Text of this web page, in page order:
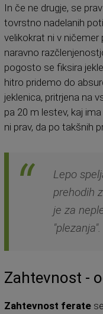
In če ne drugje, se
tovrstno nadelanih
velikokrat ni v
naravno
pogosto se fiksira
hitro pridemo do
jeklenica, pritrjena na
pa 20 m lestev, kaj
ni prav, da po takšnih
Lepo
prehodih
je za
"plezanja".
Zahtevnost -
Zahtevnost ferate